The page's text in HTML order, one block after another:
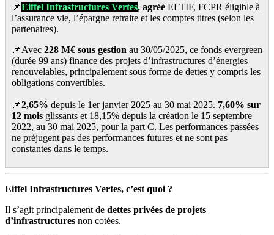
📌Eiffel Infrastructures Vertes, agréé ELTIF, FCPR éligible à
l’assurance vie, l’épargne retraite et les comptes titres (selon les
partenaires).
📌Avec 228 M€ sous gestion au 30/05/2025, ce fonds evergreen
(durée 99 ans) finance des projets d’infrastructures d’énergies
renouvelables, principalement sous forme de dettes y compris les
obligations convertibles.
📌2,65% depuis le 1er janvier 2025 au 30 mai 2025. 7,60% sur
12 mois glissants et 18,15% depuis la création le 15 septembre
2022, au 30 mai 2025, pour la part C. Les performances passées
ne préjugent pas des performances futures et ne sont pas
constantes dans le temps.
Eiffel Infrastructures Vertes, c’est quoi ?
Il s’agit principalement de dettes privées de projets
d’infrastructures non cotées.